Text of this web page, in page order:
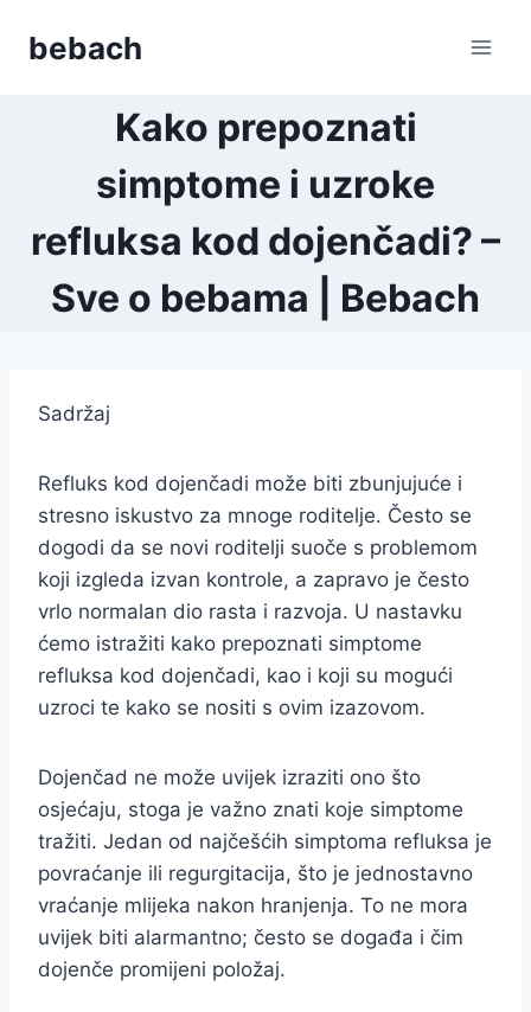
bebach
Kako prepoznati
simptome i uzroke
refluksa kod dojenčadi? –
Sve o bebama | Bebach
Sadržaj
Refluks kod dojenčadi može biti zbunjujuće i
stresno iskustvo za mnoge roditelje. Često se
dogodi da se novi roditelji suoče s problemom
koji izgleda izvan kontrole, a zapravo je često
vrlo normalan dio rasta i razvoja. U nastavku
ćemo istražiti kako prepoznati simptome
refluksa kod dojenčadi, kao i koji su mogući
uzroci te kako se nositi s ovim izazovom.
Dojenčad ne može uvijek izraziti ono što
osjećaju, stoga je važno znati koje simptome
tražiti. Jedan od najčešćih simptoma refluksa je
povraćanje ili regurgitacija, što je jednostavno
vraćanje mlijeka nakon hranjenja. To ne mora
uvijek biti alarmantno; često se događa i čim
dojenče promijeni položaj.